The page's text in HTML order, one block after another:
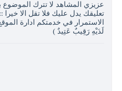
عزيزي المشاهد لا تترك الموضوع
تعليقك يدل عليك فلا تقل الا
الاستمرار في خدمتكم ادارة
لَدَيْهِ رَقِيبٌ عَتِيدٌ )